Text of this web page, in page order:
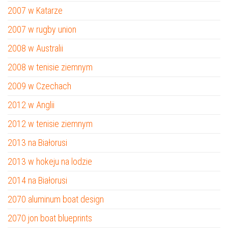
2007 w Katarze
2007 w rugby union
2008 w Australii
2008 w tenisie ziemnym
2009 w Czechach
2012 w Anglii
2012 w tenisie ziemnym
2013 na Białorusi
2013 w hokeju na lodzie
2014 na Białorusi
2070 aluminum boat design
2070 jon boat blueprints